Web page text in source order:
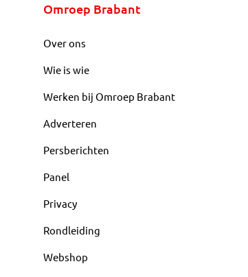
Omroep Brabant
Over ons
Wie is wie
Werken bij Omroep Brabant
Adverteren
Persberichten
Panel
Privacy
Rondleiding
Webshop